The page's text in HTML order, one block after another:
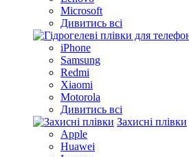
Microsoft
Дивитись всі
iPhone
Samsung
Redmi
Xiaomi
Motorola
Дивитись всі
Захисні плівки
Apple
Huawei